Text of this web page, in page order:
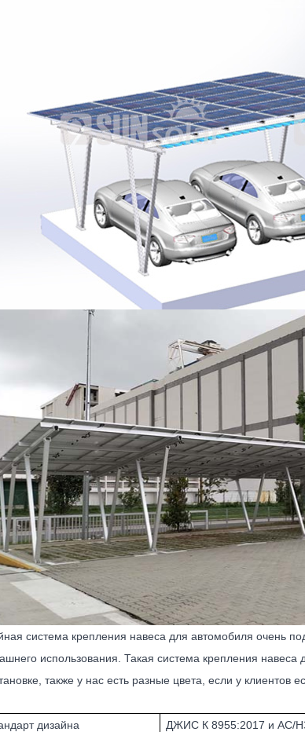
система крепления навеса для автомобиля очень
использования. Такая система крепления
также у нас есть разные цвета, если у клиентов
дизайна
ДЖИС К 8955:2017 и АС/